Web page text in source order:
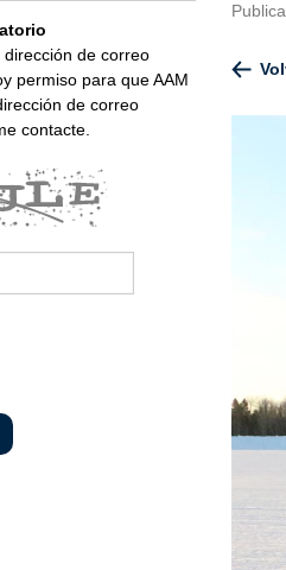
dirección de correo
permiso para que AAM
de correo
contacte.